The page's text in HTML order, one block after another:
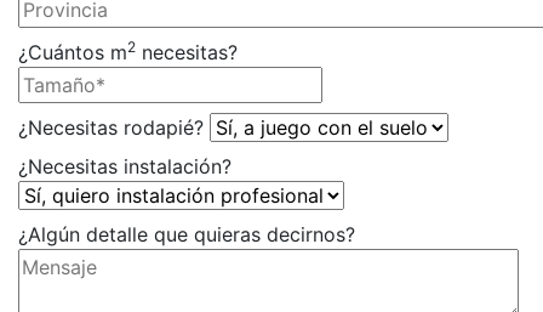
¿Cuántos m2 necesitas?
¿Necesitas rodapié?
¿Necesitas instalación?
¿Algún detalle que quieras decirnos?